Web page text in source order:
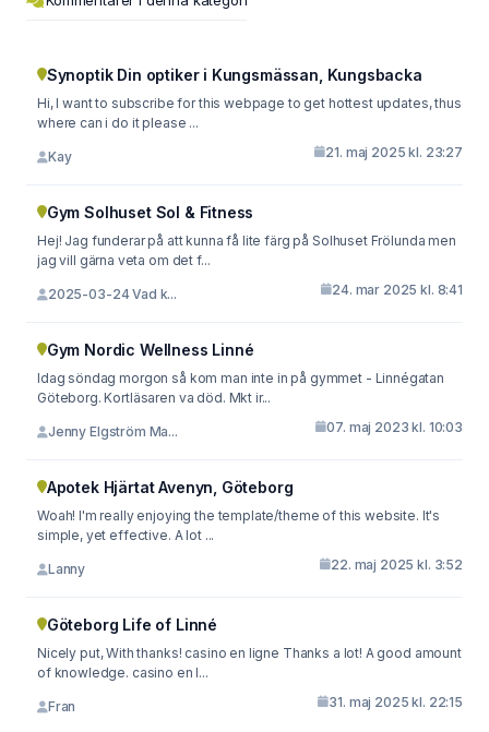
Synoptik Din optiker i Kungsmässan, Kungsbacka
Hi, I want to subscribe for this webpage to get hottest updates, thus
where can i do it please ...
Kay 21. maj 2025 kl. 23:27
Gym Solhuset Sol & Fitness
Hej! Jag funderar på att kunna få lite färg på Solhuset Frölunda men
jag vill gärna veta om det f...
2025-03-24 Vad k... 24. mar 2025 kl. 8:41
Gym Nordic Wellness Linné
Idag söndag morgon så kom man inte in på gymmet - Linnégatan
Göteborg. Kortläsaren va död. Mkt ir...
Jenny Elgström Ma... 07. maj 2023 kl. 10:03
Apotek Hjärtat Avenyn, Göteborg
Woah! I'm really enjoying the template/theme of this website. It's
simple, yet effective. A lot ...
Lanny 22. maj 2025 kl. 3:52
Göteborg Life of Linné
Nicely put, With thanks! casino en ligne Thanks a lot! A good amount
of knowledge. casino en l...
Fran 31. maj 2025 kl. 22:15